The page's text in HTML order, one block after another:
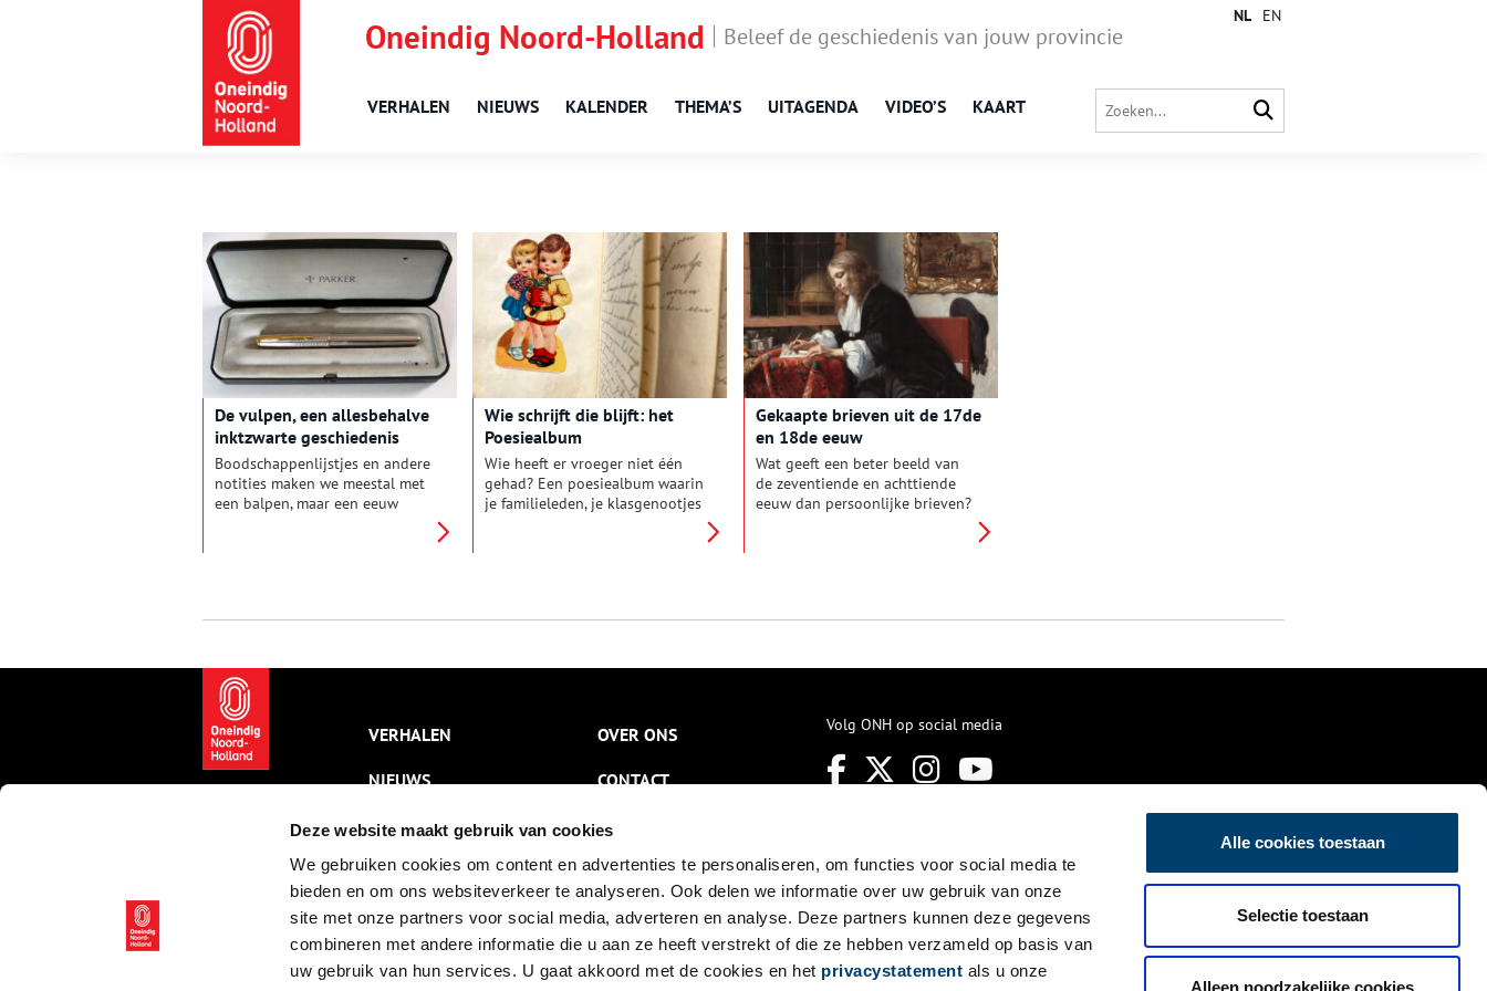
Deze website maakt gebruik van cookies
We gebruiken cookies om content en advertenties te personaliseren, om functies voor social media te
bieden en om ons websiteverkeer te analyseren. Ook delen we informatie over uw gebruik van onze
site met onze partners voor social media, adverteren en analyse. Deze partners kunnen deze gegevens
combineren met andere informatie die u aan ze heeft verstrekt of die ze hebben verzameld op basis van
uw gebruik van hun services. U gaat akkoord met de cookies en het privacystatement als u onze
Alle cookies toestaan
Selectie toestaan
Alleen noodzakelijke cookies
Oneindig Noord-Holland Beleef de geschiedenis van jouw provincie
VERHALEN NIEUWS KALENDER THEMA’S UITAGENDA VIDEO’S KAART
NL EN
De vulpen, een allesbehalve
inktzwarte geschiedenis
Boodschappenlijstjes en andere
notities maken we meestal met
een balpen, maar een eeuw
Parker vulpen.
Wie schrijft die blijft: het
Poesiealbum
Wie heeft er vroeger niet één
gehad? Een poesiealbum waarin
je familieleden, je klasgenootjes
poesieplaatjes geplakt of er iets
Gekaapte brieven uit de 17de
en 18de eeuw
Wat geeft een beter beeld van
de zeventiende en achttiende
eeuw dan persoonlijke brieven?
beslag genomen op gekaapte
van de High Court of Admiralty
krijgen sommigen van hun een
stem.
VERHALEN
NIEUWS
KALENDER
THEMA’S
ACTIVITEITEN
VIDEO’S
OVER ONS
CONTACT
NIEUWSBRIEF
DISCLAIMER
PRIVACY
TOEGANKELIJKHEID
Volg ONH op social media